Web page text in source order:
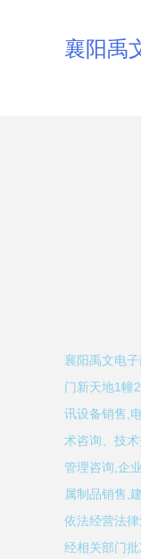
襄阳禹
襄阳禹文电
门新天地1幢
讯设备销售,
术咨询、技
管理咨询,企
属制品销售,
依法经营法
经相关部门